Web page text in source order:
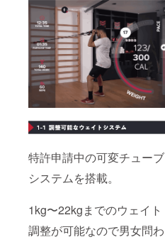
特許申請中の可変チューブ
システムを搭載。
1kg〜22kgまでのウェイト
調整が可能なので男女問わ